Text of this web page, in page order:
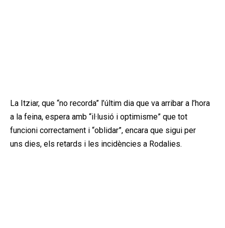
La Itziar, que “no recorda” l’últim dia que va arribar a l’hora
a la feina, espera amb “il·lusió i optimisme” que tot
funcioni correctament i “oblidar”, encara que sigui per
uns dies, els retards i les incidències a Rodalies.